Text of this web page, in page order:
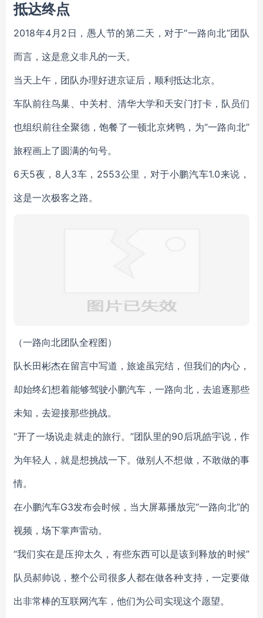
抵达终点
2018年4月2日，愚人节的第二天，对于“一路向北”团队
而言，这是意义非凡的一天。
当天上午，团队办理好进京证后，顺利抵达北京。
车队前往鸟巢、中关村、清华大学和天安门打卡，队员们
也组织前往全聚德，饱餐了一顿北京烤鸭，为“一路向北”
旅程画上了圆满的句号。
6天5夜，8人3车，2553公里，对于小鹏汽车1.0来说，
这是一次极客之路。
（一路向北团队全程图）
队长田彬杰在留言中写道，旅途虽完结，但我们的内心，
却始终幻想着能够驾驶小鹏汽车，一路向北，去追逐那些
未知，去迎接那些挑战。
“开了一场说走就走的旅行。”团队里的90后巩皓宇说，作
为年轻人，就是想挑战一下。做别人不想做，不敢做的事
情。
在小鹏汽车G3发布会时候，当大屏幕播放完“一路向北”的
视频，场下掌声雷动。
“我们实在是压抑太久，有些东西可以是该到释放的时候”
队员郝帅说，整个公司很多人都在做各种支持，一定要做
出非常棒的互联网汽车，他们为公司实现这个愿望。